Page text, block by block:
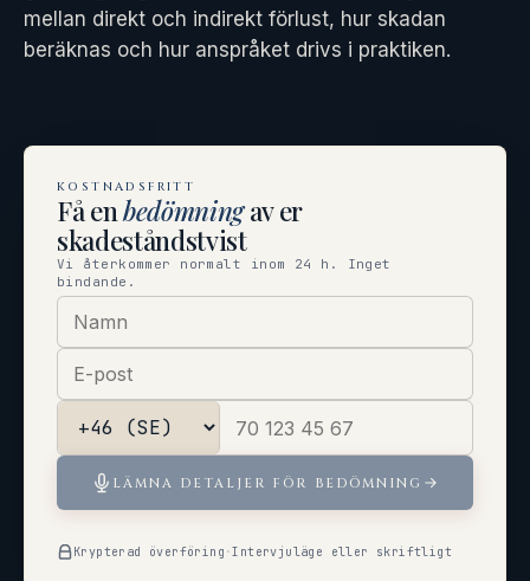
mellan direkt och indirekt förlust, hur skadan
beräknas och hur anspråket drivs i praktiken.
KOSTNADSFRITT
Få enbedömningav er
skadeståndstvist
Vi återkommer normalt inom 24 h. Inget
bindande.
LÄMNA DETALJER FÖR BEDÖMNING
Krypterad överföring ·Intervjuläge eller skriftligt